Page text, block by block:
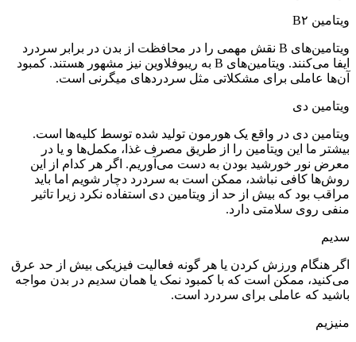
ویتامین B۲
ویتامین‌های B نقش مهمی را در محافظت از بدن در برابر سردرد
ایفا می‌کنند. ویتامین‌های B به ریبوفلاوین نیز مشهور هستند. کمبود
آن‌ها عاملی برای مشکلاتی مثل سردردهای میگرنی است.
ویتامین دی
ویتامین دی در واقع یک هورمون تولید شده توسط کلیه‌ها است.
بیشتر ما این ویتامین را از طریق مصرف غذا، مکمل‌ها و یا در
معرض نور خورشید بودن به دست می‌آوریم. اگر هر کدام از این
روش‌ها کافی نباشد، ممکن است به سردرد دچار شویم اما باید
مراقب بود که بیش از حد از ویتامین دی استفاده نکرد زیرا تاثیر
منفی روی سلامتی دارد.
سدیم
اگر هنگام ورزش کردن یا هر گونه فعالیت فیزیکی بیش از حد عرق
می‌کنید، ممکن است که با کمبود نمک یا همان سدیم در بدن مواجه
باشید که عاملی برای سردرد است.
منیزیم